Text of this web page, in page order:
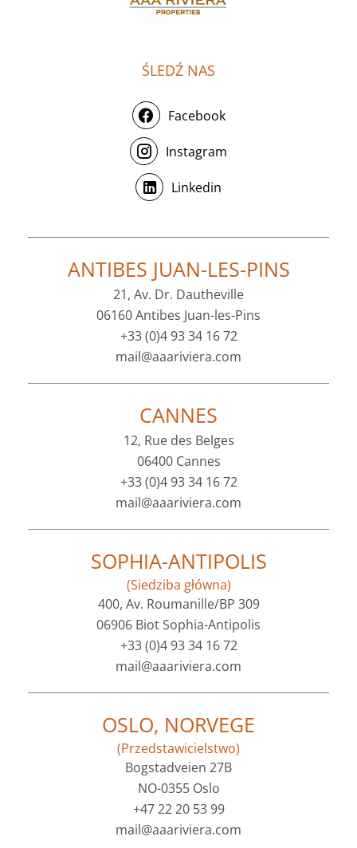
ŚLEDŹ NAS
Facebook
Instagram
Linkedin
ANTIBES JUAN-LES-PINS
21, Av. Dr. Dautheville
06160 Antibes Juan-les-Pins
+33 (0)4 93 34 16 72
mail@aaariviera.com
CANNES
12, Rue des Belges
06400 Cannes
+33 (0)4 93 34 16 72
mail@aaariviera.com
SOPHIA-ANTIPOLIS
(Siedziba główna)
400, Av. Roumanille/BP 309
06906 Biot Sophia-Antipolis
+33 (0)4 93 34 16 72
mail@aaariviera.com
OSLO, NORVEGE
(Przedstawicielstwo)
Bogstadveien 27B
NO-0355 Oslo
+47 22 20 53 99
mail@aaariviera.com